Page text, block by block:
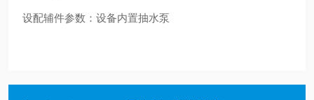
设配辅件参数： 设备内置抽水泵